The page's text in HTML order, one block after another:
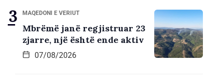
MAQEDONI E VERIUT
Mbrëmë janë regjistruar 23
zjarre, një është ende aktiv
07/08/2026